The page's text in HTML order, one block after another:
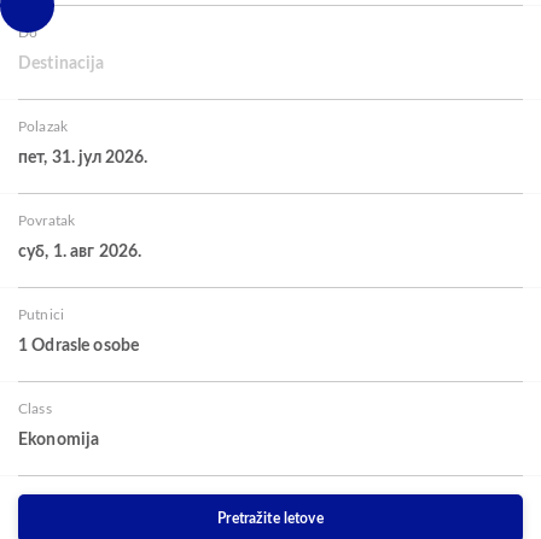
Do
Destinacija
Polazak
пет, 31. јул 2026.
Povratak
суб, 1. авг 2026.
Putnici
1 Odrasle osobe
Class
Ekonomija
Pretražite letove